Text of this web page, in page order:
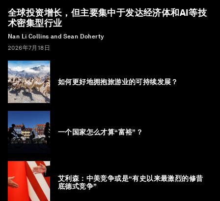
全球投资增长，但主要集中于发达经济体和AI等技
术密集型行业
Nan Li Collins and Sean Doherty
2026年7月18日
如何更好地拥抱旅游业的可持续发展？
一个国家怎么才算“富裕”？
艾利森：中美竞争或是“有史以来最激烈的修昔
底德式竞争”